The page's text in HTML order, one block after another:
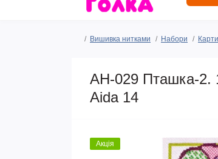
Вишивка нитками Набори
AH-029 Пташка-2.
Aida 14
Акція